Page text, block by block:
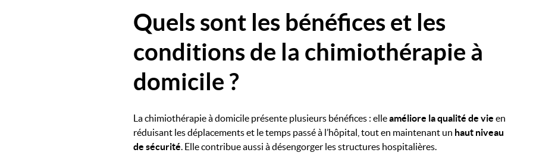
Quels sont les bénéfices et les
conditions de la chimiothérapie à
domicile ?
La chimiothérapie à domicile présente plusieurs bénéfices : elleaméliore la qualité de vie en
réduisant les déplacements et le temps passé à l’hôpital, tout en maintenant un haut niveau
de sécurité. Elle contribue aussi à désengorger les structures hospitalières.